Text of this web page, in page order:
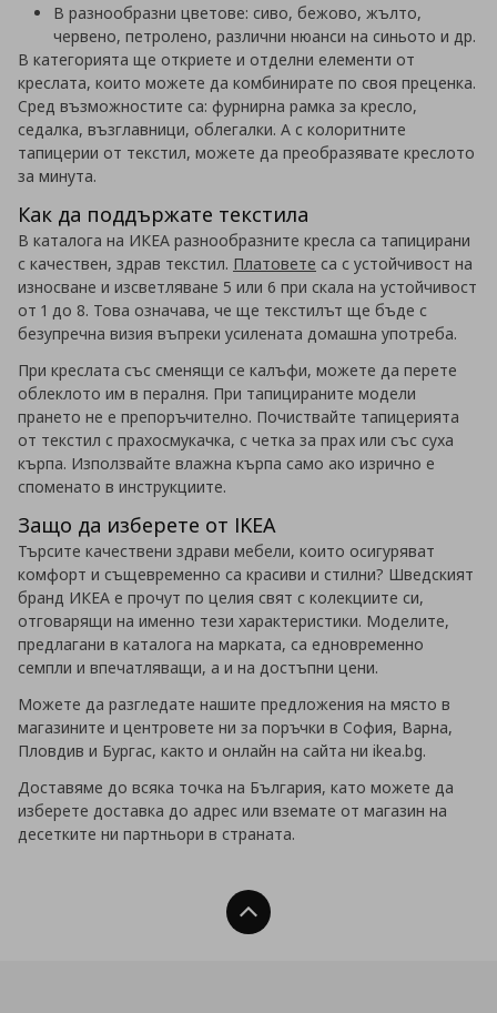
В разнообразни цветове: сиво, бежово, жълто,
червено, петролено, различни нюанси на синьото и др.
В категорията ще откриете и отделни елементи от
креслата, които можете да комбинирате по своя преценка.
Сред възможностите са: фурнирна рамка за кресло,
седалка, възглавници, облегалки. А с колоритните
тапицерии от текстил, можете да преобразявате креслото
за минута.
Как да поддържате текстила
В каталога на ИКЕА разнообразните кресла са тапицирани
с качествен, здрав текстил. Платовете са с устойчивост на
износване и изсветляване 5 или 6 при скала на устойчивост
от 1 до 8. Това означава, че ще текстилът ще бъде с
безупречна визия въпреки усилената домашна употреба.
При креслата със сменящи се калъфи, можете да перете
облеклото им в пералня. При тапицираните модели
прането не е препоръчително. Почиствайте тапицерията
от текстил с прахосмукачка, с четка за прах или със суха
кърпа. Използвайте влажна кърпа само ако изрично е
споменато в инструкциите.
Защо да изберете от IKEA
Търсите качествени здрави мебели, които осигуряват
комфорт и същевременно са красиви и стилни? Шведският
бранд ИКЕА е прочут по целия свят с колекциите си,
отговарящи на именно тези характеристики. Моделите,
предлагани в каталога на марката, са едновременно
семпли и впечатляващи, а и на достъпни цени.
Можете да разгледате нашите предложения на място в
магазините и центровете ни за поръчки в София, Варна,
Пловдив и Бургас, както и онлайн на сайта ни ikea.bg.
Доставяме до всяка точка на България, като можете да
изберете доставка до адрес или вземате от магазин на
десетките ни партньори в страната.
Нагоре